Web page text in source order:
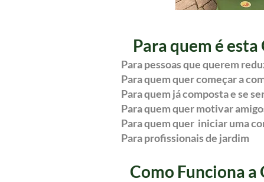
Para quem é esta
Para pessoas que querem
Para quem quer começar a
Para quem já composta e se
Para quem quer motivar
Para quem quer iniciar uma
Para profissionais de jardim
Como Funciona a